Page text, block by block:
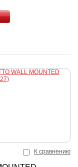
К сравнению